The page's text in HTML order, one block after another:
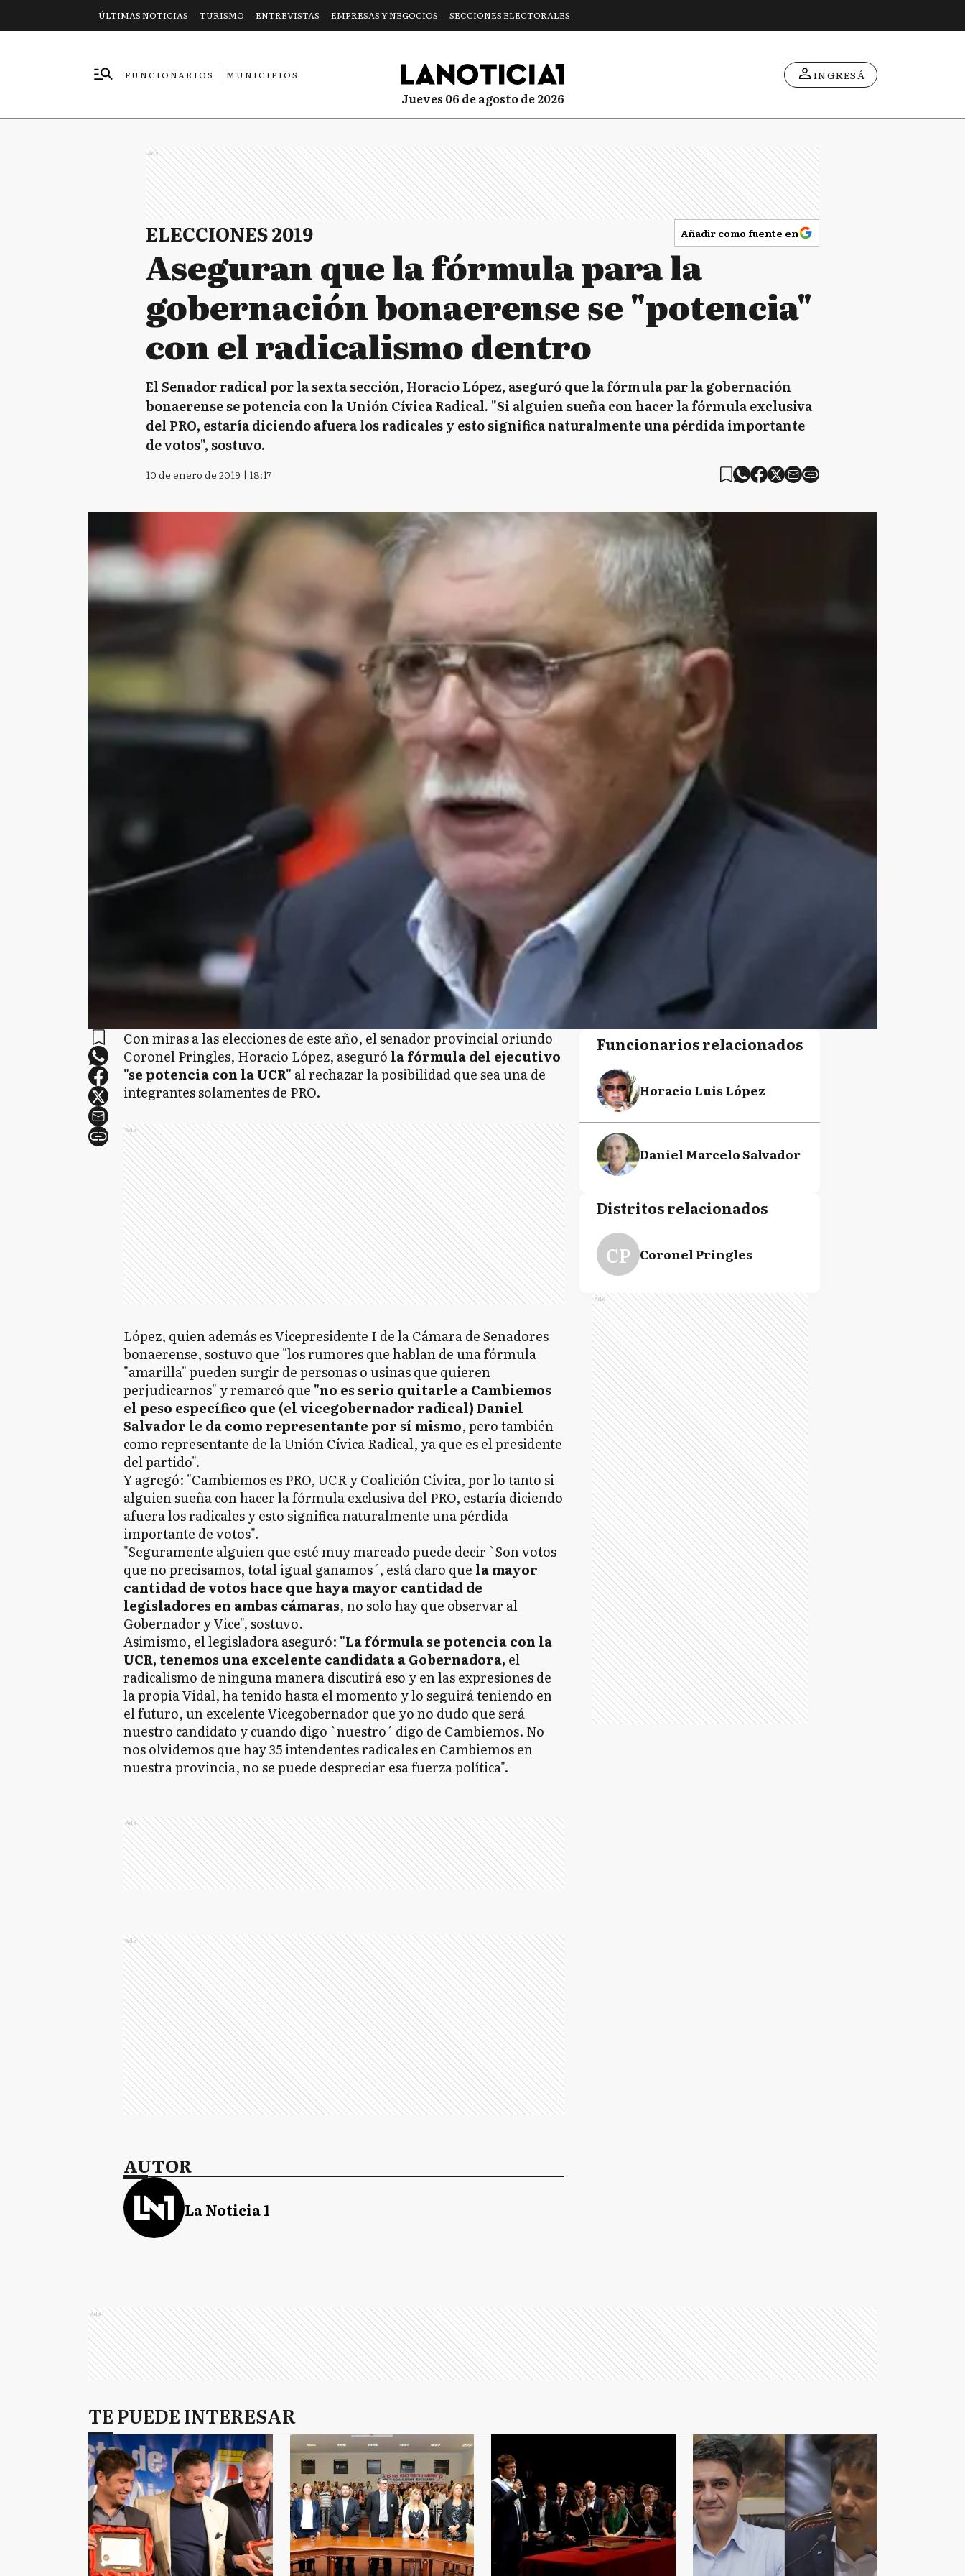
ÚLTIMAS NOTICIAS TURISMO ENTREVISTAS EMPRESAS Y NEGOCIOS SECCIONES ELECTORALES
FUNCIONARIOS
MUNICIPIOS
jueves 06 de agosto de 2026
INGRESÁ
Ads
ELECCIONES 2019 Añadir como fuente en
Aseguran que la fórmula para la
gobernación bonaerense se "potencia"
con el radicalismo dentro
El Senador radical por la sexta sección, Horacio López, aseguró que la fórmula par la gobernación
bonaerense se potencia con la Unión Cívica Radical. "Si alguien sueña con hacer la fórmula exclusiva
del PRO, estaría diciendo afuera los radicales y esto significa naturalmente una pérdida importante
de votos", sostuvo.
10 de enero de 2019 | 18:17
Con miras a las elecciones de este año, el senador provincial oriundo
Coronel Pringles, Horacio López, aseguró la fórmula del ejecutivo
"se potencia con la UCR" al rechazar la posibilidad que sea una de
integrantes solamentes de PRO.
Ads
López, quien además es Vicepresidente I de la Cámara de Senadores
bonaerense, sostuvo que "los rumores que hablan de una fórmula
"amarilla" pueden surgir de personas o usinas que quieren
perjudicarnos" y remarcó que "no es serio quitarle a Cambiemos
el peso específico que (el vicegobernador radical) Daniel
Salvador le da como representante por sí mismo, pero también
como representante de la Unión Cívica Radical, ya que es el presidente
del partido".
Y agregó: "Cambiemos es PRO, UCR y Coalición Cívica, por lo tanto si
alguien sueña con hacer la fórmula exclusiva del PRO, estaría diciendo
afuera los radicales y esto significa naturalmente una pérdida
importante de votos".
"Seguramente alguien que esté muy mareado puede decir `Son votos
que no precisamos, total igual ganamos´, está claro que la mayor
cantidad de votos hace que haya mayor cantidad de
legisladores en ambas cámaras, no solo hay que observar al
Gobernador y Vice", sostuvo.
Asimismo, el legisladora aseguró: "La fórmula se potencia con la
UCR, tenemos una excelente candidata a Gobernadora, el
radicalismo de ninguna manera discutirá eso y en las expresiones de
la propia Vidal, ha tenido hasta el momento y lo seguirá teniendo en
el futuro, un excelente Vicegobernador que yo no dudo que será
nuestro candidato y cuando digo `nuestro´ digo de Cambiemos. No
nos olvidemos que hay 35 intendentes radicales en Cambiemos en
nuestra provincia, no se puede despreciar esa fuerza política".
Ads
Ads
AUTOR
La Noticia 1
Funcionarios relacionados
Horacio Luis López
Daniel Marcelo Salvador
Distritos relacionados
CP Coronel Pringles
Ads
Ads
TE PUEDE INTERESAR